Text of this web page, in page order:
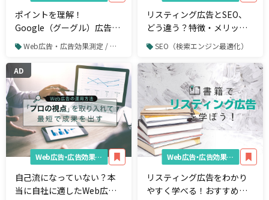
ポイントを理解！
Google（グーグル）広告の
コンバージョンを設定しよ
Web広告・広告効果測定 / リスティング広告 / Google広告
リスティング広告とSEO、
どう違う？特徴・メリット
＆デメリット・使い方を解
SEO（検索エンジン最適化）
AD
Web広告・広告効果測定
自己流になっていない？本
当に自社に適したWeb広告
Web広告・広告効果測定
リスティング広告をわかり
やすく学べる！おすすめの